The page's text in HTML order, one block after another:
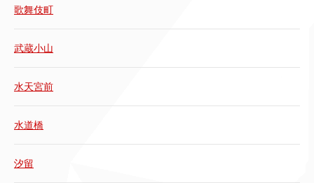
歌舞伎町
武蔵小山
水天宮前
水道橋
汐留